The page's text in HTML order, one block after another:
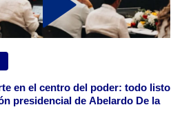
en el centro del poder: todo listo
presidencial de Abelardo De la